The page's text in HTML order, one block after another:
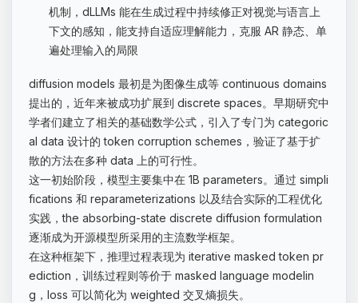
机制，dLLMs 能在生成过程中持续修正对视觉与语言上
下文的感知，能支持自适应理解能力，克服 AR 静态、单
遍处理输入的局限
diffusion models 最初是为图像生成等 continuous domains
提出的，近年来被成功扩展到 discrete spaces。早期研究中
学者们建立了相关的基础数学公式，引入了专门为 categoric
al data 设计的 token corruption schemes，验证了基于扩
散的方法在多种 data 上的可行性。
这一初始阶段，模型主要集中在 1B parameters。通过 simpli
fications 和 reparameterizations 以及结合实际的工程优化
实践，the absorbing-state discrete diffusion formulation
逐渐成为开源模型所采用的主流数学框架。
在这种框架下，推理过程表现为 iterative masked token pr
ediction，训练过程则等价于 masked language modelin
g，loss 可以简化为 weighted 交叉熵损失。